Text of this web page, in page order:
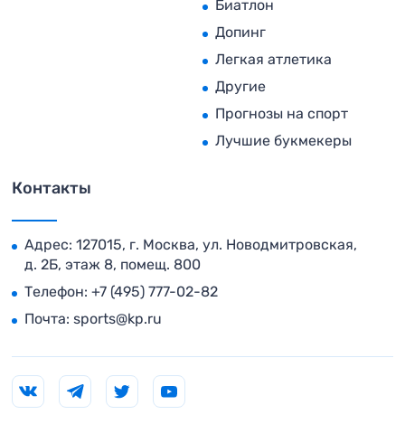
Биатлон
Допинг
Легкая атлетика
Другие
Прогнозы на спорт
Лучшие букмекеры
Контакты
Адрес: 127015, г. Москва, ул. Новодмитровская,
д. 2Б, этаж 8, помещ. 800
Телефон: +7 (495) 777-02-82
Почта: sports@kp.ru